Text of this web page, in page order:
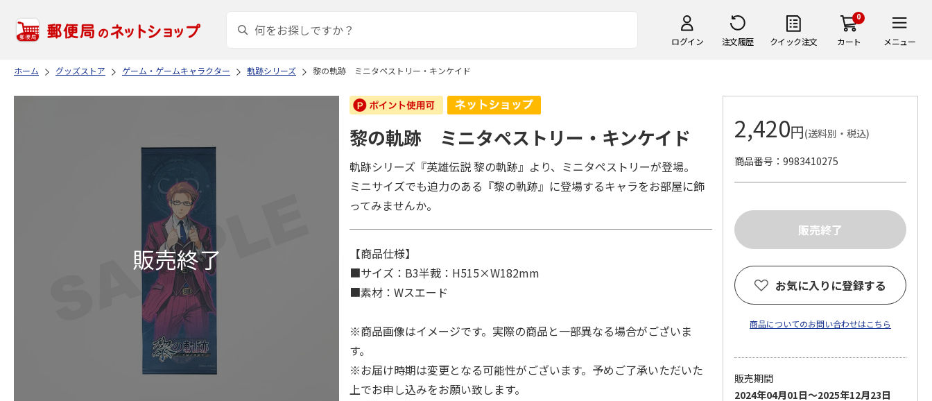
ログイン 注文履歴 クイック注文
0
カート メニュー
ホーム グッズストア ゲーム・ゲームキャラクター 軌跡シリーズ 黎の軌跡 ミニタペストリー・キンケイド
黎の軌跡 ミニタペストリー・キンケイド
軌跡シリーズ『英雄伝説 黎の軌跡』より、ミニタペストリーが登場。
ミニサイズでも迫力のある『黎の軌跡』に登場するキャラをお部屋に飾
ってみませんか。
【商品仕様】
■サイズ：B3半裁：H515×W182mm
■素材：Wスエード
※商品画像はイメージです。実際の商品と一部異なる場合がございま
す。
※お届け時期は変更となる可能性がございます。予めご了承いただいた
上でお申し込みをお願い致します。
2,420円(送料別・税込)
商品番号
9983410275
お気に入りに登録する
商品についてのお問い合わせはこちら
販売期間
2024年04月01日～2025年12月23日